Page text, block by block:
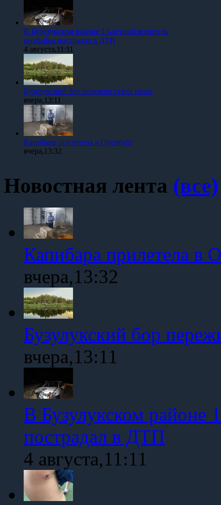
В Бузулукском районе 13-летний водитель
питбайка пострадал в ДТП
4 августа,11:11
Бузулукский бор пережил сухой июль
вчера,13:11
Капибара прилетела в Оренбург
вчера,13:32
Новостная лента (все)
Капибара прилетела в
вчера,13:32
Бузулукский бор
вчера,13:11
В Бузулукском районе
пострадал в ДТП
4 августа,11:11